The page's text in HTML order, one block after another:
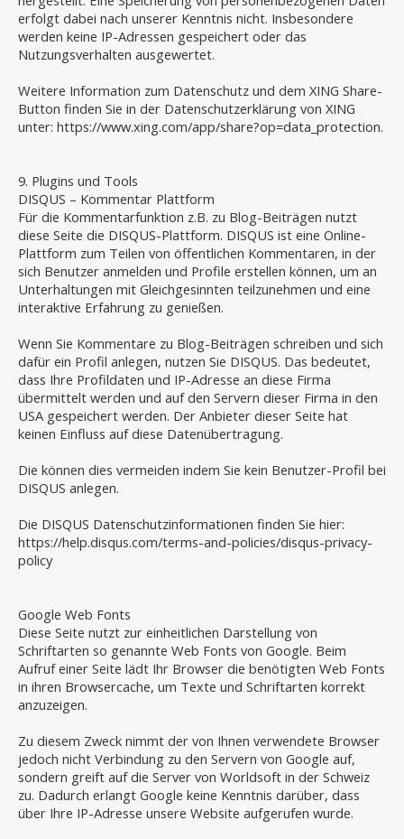
erfolgt dabei nach unserer Kenntnis nicht. Insbesondere
werden keine IP-Adressen gespeichert oder das
Nutzungsverhalten ausgewertet.
Weitere Information zum Datenschutz und dem XING Share-
Button finden Sie in der Datenschutzerklärung von XING
unter: https://www.xing.com/app/share?op=data_protection.
9. Plugins und Tools
DISQUS – Kommentar Plattform
Für die Kommentarfunktion z.B. zu Blog-Beiträgen nutzt
diese Seite die DISQUS-Plattform. DISQUS ist eine Online-
Plattform zum Teilen von öffentlichen Kommentaren, in der
sich Benutzer anmelden und Profile erstellen können, um an
Unterhaltungen mit Gleichgesinnten teilzunehmen und eine
interaktive Erfahrung zu genießen.
Wenn Sie Kommentare zu Blog-Beiträgen schreiben und sich
dafür ein Profil anlegen, nutzen Sie DISQUS. Das bedeutet,
dass Ihre Profildaten und IP-Adresse an diese Firma
übermittelt werden und auf den Servern dieser Firma in den
USA gespeichert werden. Der Anbieter dieser Seite hat
keinen Einfluss auf diese Datenübertragung.
Die können dies vermeiden indem Sie kein Benutzer-Profil bei
DISQUS anlegen.
Die DISQUS Datenschutzinformationen finden Sie hier:
https://help.disqus.com/terms-and-policies/disqus-privacy-
policy
Google Web Fonts
Diese Seite nutzt zur einheitlichen Darstellung von
Schriftarten so genannte Web Fonts von Google. Beim
Aufruf einer Seite lädt Ihr Browser die benötigten Web Fonts
in ihren Browsercache, um Texte und Schriftarten korrekt
anzuzeigen.
Zu diesem Zweck nimmt der von Ihnen verwendete Browser
jedoch nicht Verbindung zu den Servern von Google auf,
sondern greift auf die Server von Worldsoft in der Schweiz
zu. Dadurch erlangt Google keine Kenntnis darüber, dass
über Ihre IP-Adresse unsere Website aufgerufen wurde.